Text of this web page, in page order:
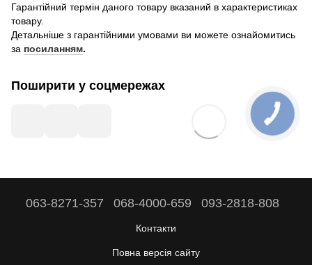
Гарантійний термін даного товару вказаний в характеристиках
товару.
Детальніше з гарантійними умовами ви можете ознайомитись
за посиланням.
Поширити у соцмережах
063-8271-357 068-4000-659 093-2818-808
Контакти
Повна версія сайту